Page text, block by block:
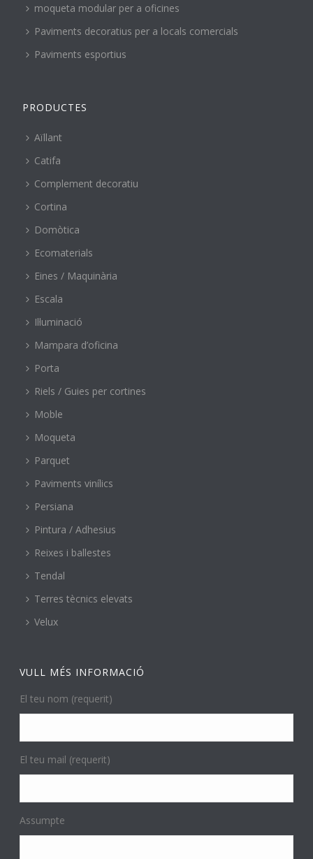
moqueta modular per a oficines
Paviments decoratius per a locals comercials
Paviments esportius
PRODUCTES
Aïllant
Catifa
Complement decoratiu
Cortina
Domòtica
Ecomaterials
Eines / Maquinària
Escala
Il·luminació
Mampara d’oficina
Porta
Riels / Guies per cortines
Moble
Moqueta
Parquet
Paviments vinílics
Persiana
Pintura / Adhesius
Reixes i ballestes
Tendal
Terres tècnics elevats
Velux
VULL MÉS INFORMACIÓ
El teu nom (requerit)
El teu mail (requerit)
Assumpte